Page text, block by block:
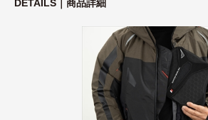
DETAILS｜商品詳細